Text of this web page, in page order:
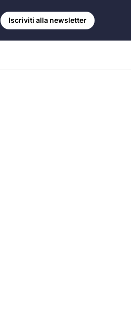
Iscriviti alla newsletter